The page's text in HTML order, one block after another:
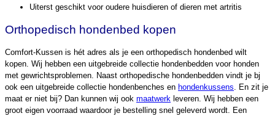
Uiterst geschikt voor oudere huisdieren of dieren met artritis
Orthopedisch hondenbed kopen
Comfort-Kussen is hét adres als je een orthopedisch hondenbed wilt
kopen. Wij hebben een uitgebreide collectie hondenbedden voor honden
met gewrichtsproblemen. Naast orthopedische hondenbedden vindt je bj
ook een uitgebreide collectie hondenbenches en hondenkussens. En zit je
maat er niet bij? Dan kunnen wij ook maatwerk leveren. Wij hebben een
groot eigen voorraad waardoor je bestelling snel geleverd wordt. Een